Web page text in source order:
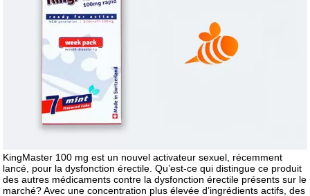
KingMaster 100 mg est un nouvel activateur sexuel, récemment
lancé, pour la dysfonction érectile. Qu’est-ce qui distingue ce produit
des autres médicaments contre la dysfonction érectile présents sur le
marché? Avec une concentration plus élevée d’ingrédients actifs, des